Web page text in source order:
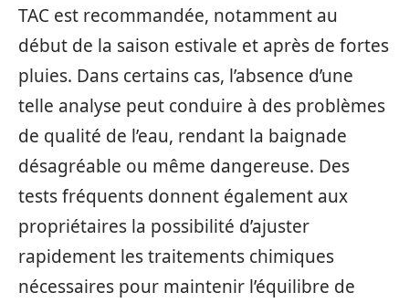
TAC est recommandée, notamment au
début de la saison estivale et après de fortes
pluies. Dans certains cas, l’absence d’une
telle analyse peut conduire à des problèmes
de qualité de l’eau, rendant la baignade
désagréable ou même dangereuse. Des
tests fréquents donnent également aux
propriétaires la possibilité d’ajuster
rapidement les traitements chimiques
nécessaires pour maintenir l’équilibre de